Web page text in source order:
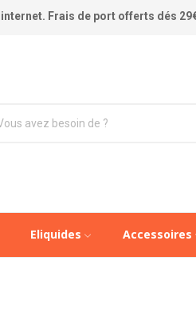
Frais de port offerts dés
Eliquides Accessoires